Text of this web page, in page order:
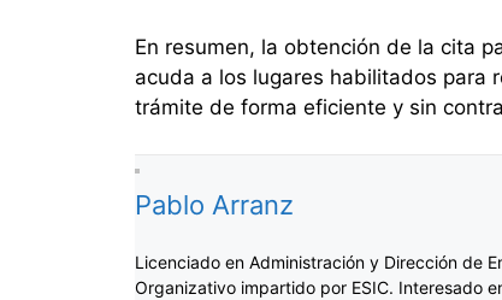
En resumen, la obtención de la cita
acuda a los lugares habilitados para
trámite de forma eficiente y sin
Pablo Arranz
Licenciado en Administración y Dirección de
Organizativo impartido por ESIC. Interesado